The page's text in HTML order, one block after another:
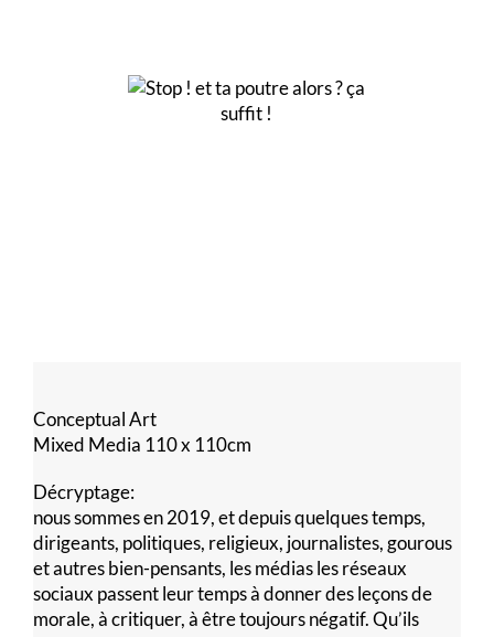
Conceptual Art
Mixed Media 110 x 110cm
Décryptage:
nous sommes en 2019, et depuis quelques temps,
dirigeants, politiques, religieux, journalistes, gourous
et autres bien-pensants, les médias les réseaux
sociaux passent leur temps à donner des leçons de
morale, à critiquer, à être toujours négatif. Qu’ils